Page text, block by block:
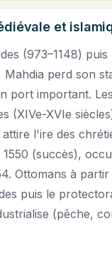
et
(973–1148)
Mahdia perd son
port important.
(XIVe-XVIe
l'ire des
(succès),
Ottomans à partir
puis le
(pêche,